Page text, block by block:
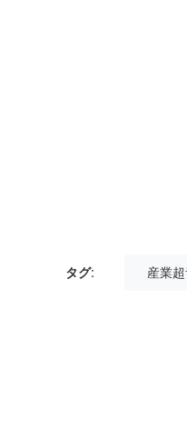
タグ: 産業